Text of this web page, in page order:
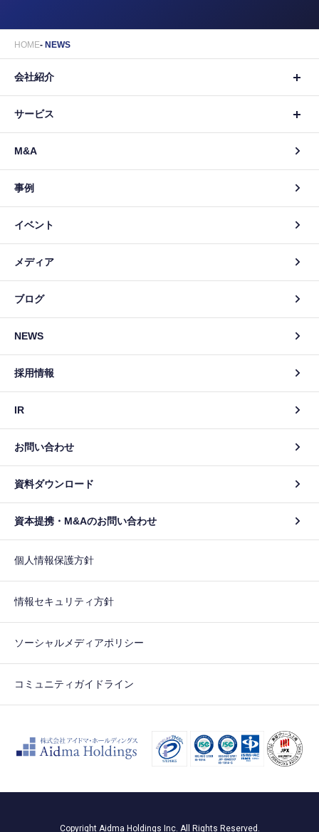
HOME NEWS
会社紹介
サービス
M&A
事例
イベント
メディア
ブログ
NEWS
採用情報
IR
お問い合わせ
資料ダウンロード
資本提携・M&Aのお問い合わせ
個人情報保護方針
情報セキュリティ方針
ソーシャルメディアポリシー
コミュニティガイドライン
Copyright Aidma Holdings Inc. All Rights Reserved.